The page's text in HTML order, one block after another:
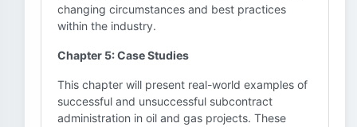
changing circumstances and best practices
within the industry.
Chapter 5: Case Studies
This chapter will present real-world examples of
successful and unsuccessful subcontract
administration in oil and gas projects. These